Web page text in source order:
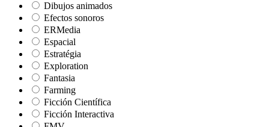
Dibujos animados
Efectos sonoros
ERMedia
Espacial
Estratégia
Exploration
Fantasia
Farming
Ficción Científica
Ficción Interactiva